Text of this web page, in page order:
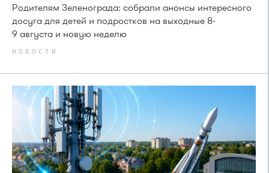
Родителям Зеленограда: собрали анонсы интересного
досуга для детей и подростков на выходные 8-
9 августа и новую неделю
НОВОСТИ